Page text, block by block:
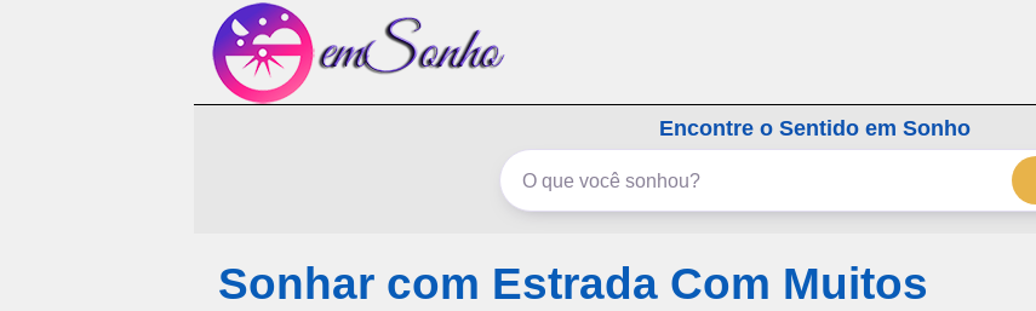
Encontre o Sentido em Sonho
Sonhar com Estrada Com Muitos